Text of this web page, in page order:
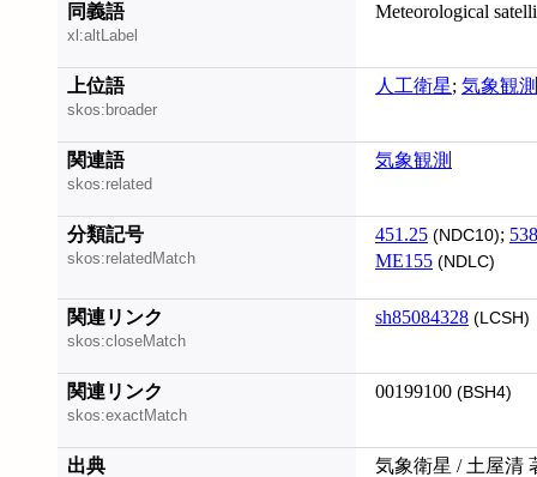
同義語
xl:altLabel
Meteorological
上位語
skos:broader
人工衛星; 気象観
関連語
skos:related
気象観測
分類記号
skos:relatedMatch
451.25 (NDC10);
ME155 (NDLC)
関連リンク
skos:closeMatch
sh85084328 (LCSH)
関連リンク
skos:exactMatch
00199100 (BSH4)
出典 気象衛星 / 土屋清